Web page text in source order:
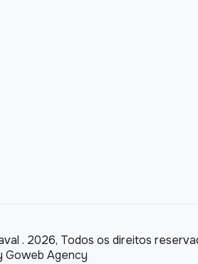
. 2026, Todos os direitos
Goweb Agency